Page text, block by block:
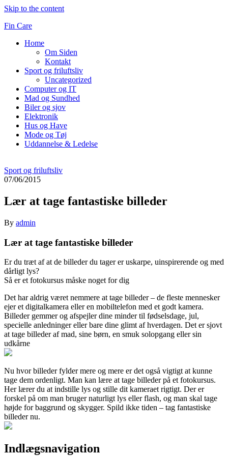
Skip to the content
Fin Care
Home
Om Siden
Kontakt
Sport og friluftsliv
Uncategorized
Computer og IT
Mad og Sundhed
Biler og sjov
Elektronik
Hus og Have
Mode og Tøj
Uddannelse & Ledelse
Sport og friluftsliv
07/06/2015
Lær at tage fantastiske billeder
By admin
Lær at tage fantastiske billeder
Er du træt af at de billeder du tager er uskarpe, uinspirerende og med
dårligt lys?
Så er et fotokursus måske noget for dig
Det har aldrig været nemmere at tage billeder – de fleste mennesker
ejer et digitalkamera eller en mobiltelefon med et godt kamera.
Billeder gemmer og afspejler dine minder til fødselsdage, jul,
specielle anledninger eller bare dine glimt af hverdagen. Det er sjovt
at tage billeder af mad, sine børn, en smuk solopgang eller sin
udkårne
Nu hvor billeder fylder mere og mere er det også vigtigt at kunne
tage dem ordenligt. Man kan lære at tage billeder på et fotokursus.
Her lærer du at indstille lys og stille dit kameraet rigtigt. Der er
forskel på om man bruger naturligt lys eller flash, og man skal tage
højde for baggrund og skygger. Spild ikke tiden – tag fantastiske
billeder nu.
Indlægsnavigation